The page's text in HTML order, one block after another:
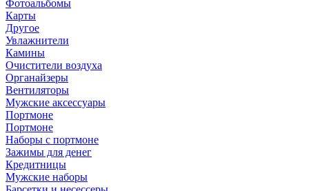
Фотоальбомы
Карты
Другое
Увлажнители
Камины
Очистители воздуха
Органайзеры
Вентиляторы
Мужские аксессуары
Портмоне
Портмоне
Наборы с портмоне
Зажимы для денег
Кредитницы
Мужские наборы